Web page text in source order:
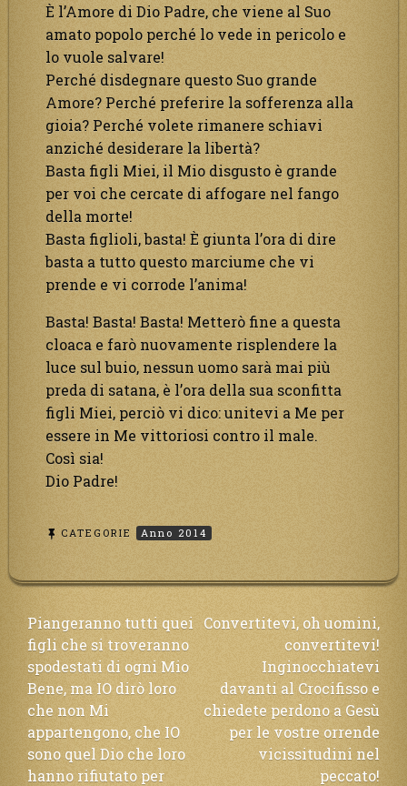
È l’Amore di Dio Padre, che viene al Suo
amato popolo perché lo vede in pericolo e
lo vuole salvare!
Perché disdegnare questo Suo grande
Amore? Perché preferire la sofferenza alla
gioia? Perché volete rimanere schiavi
anziché desiderare la libertà?
Basta figli Miei, il Mio disgusto è grande
per voi che cercate di affogare nel fango
della morte!
Basta figlioli, basta! È giunta l’ora di dire
basta a tutto questo marciume che vi
prende e vi corrode l’anima!
Basta! Basta! Basta! Metterò fine a questa
cloaca e farò nuovamente risplendere la
luce sul buio, nessun uomo sarà mai più
preda di satana, è l’ora della sua sconfitta
figli Miei, perciò vi dico: unitevi a Me per
essere in Me vittoriosi contro il male.
Così sia!
Dio Padre!
CATEGORIE Anno 2014
Navigazione
articoli
Piangeranno tutti quei
figli che si troveranno
spodestati di ogni Mio
Bene, ma IO dirò loro
che non Mi
appartengono, che IO
sono quel Dio che loro
hanno rifiutato per
Convertitevi, oh uomini,
convertitevi!
Inginocchiatevi
davanti al Crocifisso e
chiedete perdono a Gesù
per le vostre orrende
vicissitudini nel
peccato!